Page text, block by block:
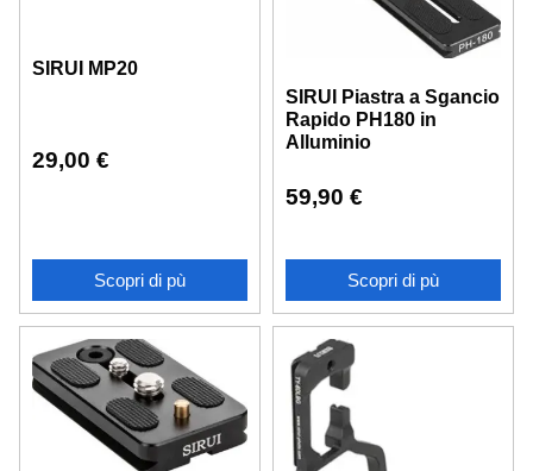
SIRUI MP20
29,00 €
Scopri di pù
SIRUI Piastra a Sgancio
Rapido PH180 in
Alluminio
59,90 €
Scopri di pù